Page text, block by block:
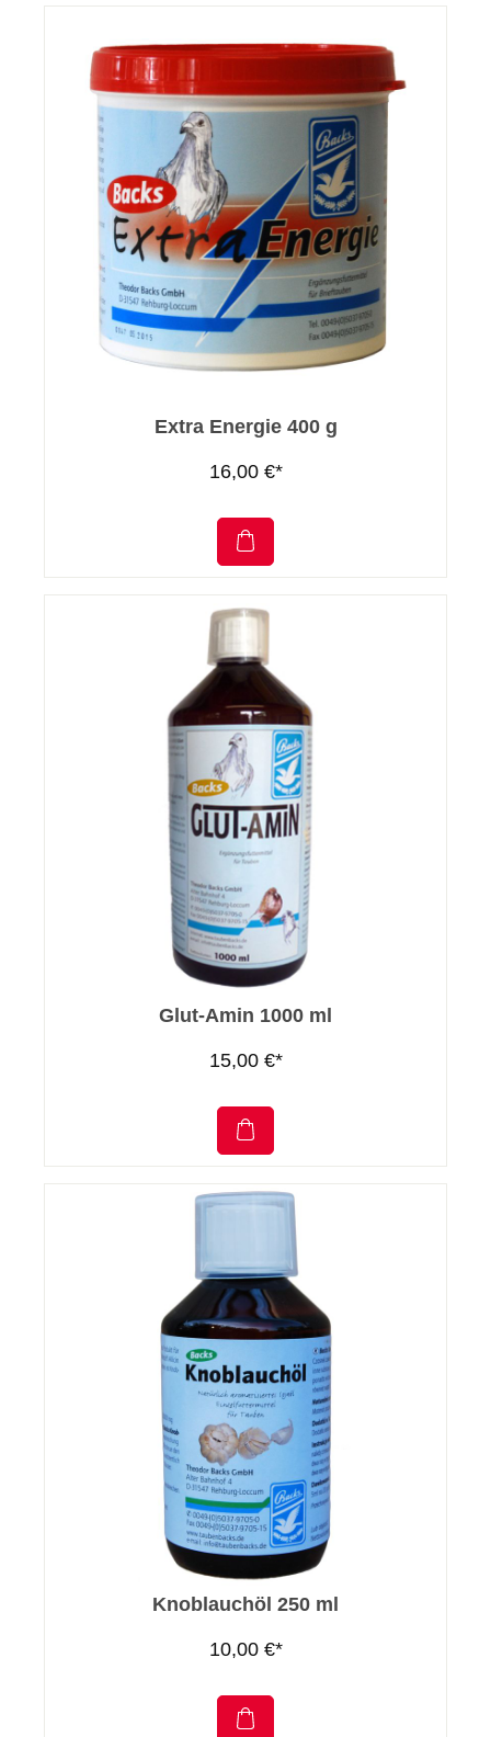
Extra Energie 400 g
16,00 €*
Glut-Amin 1000 ml
15,00 €*
Knoblauchöl 250 ml
10,00 €*